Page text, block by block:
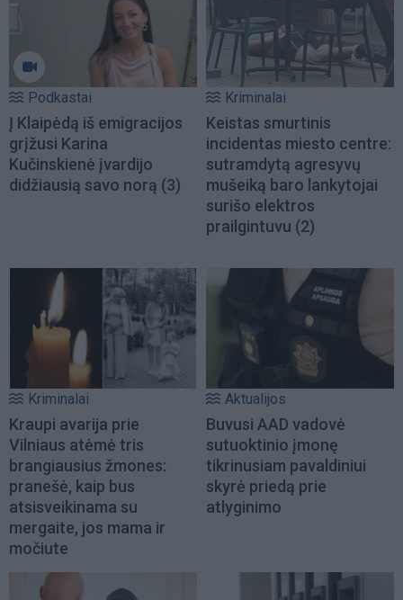
Podkastai
Į Klaipėdą iš emigracijos
grįžusi Karina
Kučinskienė įvardijo
didžiausią savo norą (3)
Kriminalai
Keistas smurtinis
incidentas miesto centre:
sutramdytą agresyvų
mušeiką baro lankytojai
surišo elektros
prailgintuvu (2)
Kriminalai
Kraupi avarija prie
Vilniaus atėmė tris
brangiausius žmones:
pranešė, kaip bus
atsisveikinama su
mergaite, jos mama ir
močiute
Aktualijos
Buvusi AAD vadovė
sutuoktinio įmonę
tikrinusiam pavaldiniui
skyrė priedą prie
atlyginimo